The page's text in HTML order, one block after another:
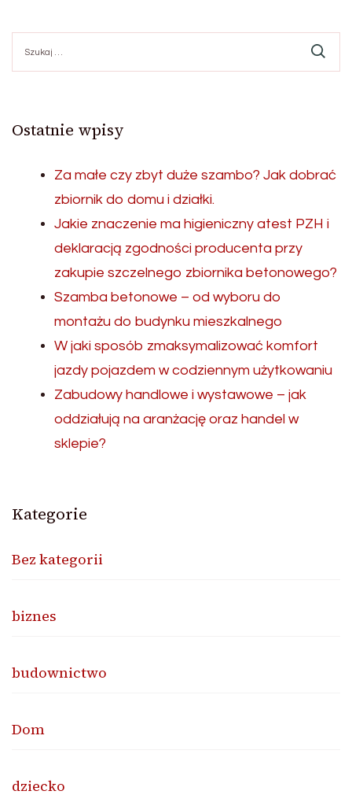
Ostatnie wpisy
Za małe czy zbyt duże szambo? Jak dobrać
zbiornik do domu i działki.
Jakie znaczenie ma higieniczny atest PZH i
deklaracją zgodności producenta przy
zakupie szczelnego zbiornika betonowego?
Szamba betonowe – od wyboru do
montażu do budynku mieszkalnego
W jaki sposób zmaksymalizować komfort
jazdy pojazdem w codziennym użytkowaniu
Zabudowy handlowe i wystawowe – jak
oddziałują na aranżację oraz handel w
sklepie?
Kategorie
Bez kategorii
biznes
budownictwo
Dom
dziecko